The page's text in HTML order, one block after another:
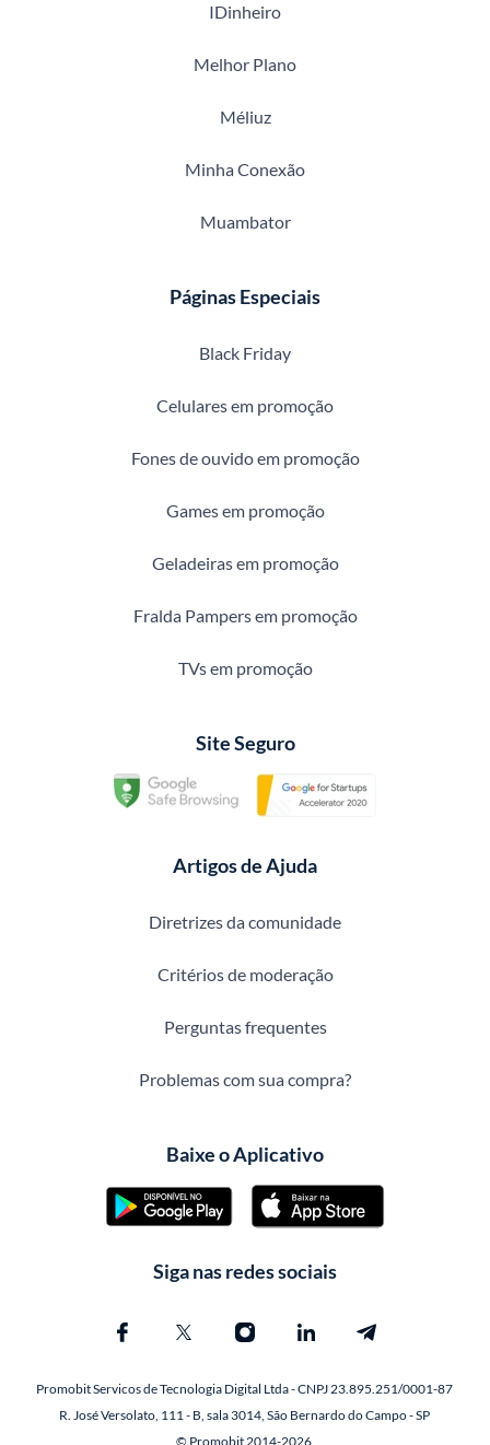
IDinheiro
Melhor Plano
Méliuz
Minha Conexão
Muambator
Páginas Especiais
Black Friday
Celulares em promoção
Fones de ouvido em promoção
Games em promoção
Geladeiras em promoção
Fralda Pampers em promoção
TVs em promoção
Site Seguro
Artigos de Ajuda
Diretrizes da comunidade
Critérios de moderação
Perguntas frequentes
Problemas com sua compra?
Baixe o Aplicativo
Siga nas redes sociais
Promobit Servicos de Tecnologia Digital Ltda - CNPJ 23.895.251/0001-87
R. José Versolato, 111 - B, sala 3014, São Bernardo do Campo - SP
© Promobit 2014-2026